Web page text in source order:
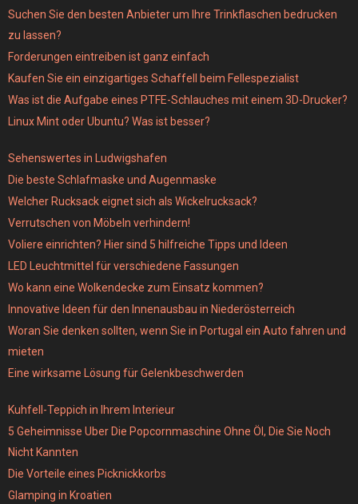
Suchen Sie den besten Anbieter um Ihre Trinkflaschen bedrucken
zu lassen?
Forderungen eintreiben ist ganz einfach
Kaufen Sie ein einzigartiges Schaffell beim Fellespezialist
Was ist die Aufgabe eines PTFE-Schlauches mit einem 3D-Drucker?
Linux Mint oder Ubuntu? Was ist besser?
Sehenswertes in Ludwigshafen
Die beste Schlafmaske und Augenmaske
Welcher Rucksack eignet sich als Wickelrucksack?
Verrutschen von Möbeln verhindern!
Voliere einrichten? Hier sind 5 hilfreiche Tipps und Ideen
LED Leuchtmittel für verschiedene Fassungen
Wo kann eine Wolkendecke zum Einsatz kommen?
Innovative Ideen für den Innenausbau in Niederösterreich
Woran Sie denken sollten, wenn Sie in Portugal ein Auto fahren und
mieten
Eine wirksame Lösung für Gelenkbeschwerden
Kuhfell-Teppich in Ihrem Interieur
5 Geheimnisse Uber Die Popcornmaschine Ohne Öl, Die Sie Noch
Nicht Kannten
Die Vorteile eines Picknickkorbs
Glamping in Kroatien